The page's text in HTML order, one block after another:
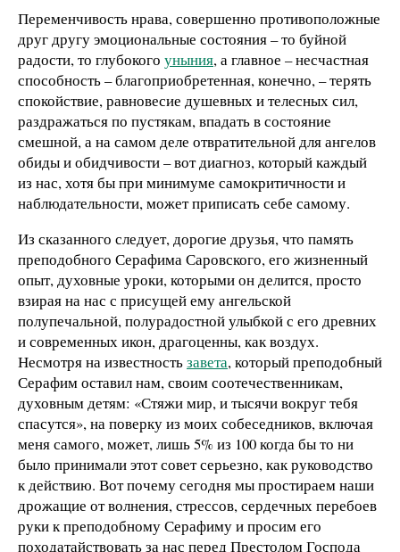
Переменчивость нрава, совершенно противоположные
друг другу эмоциональные состояния – то буйной
радости, то глубокого уныния, а главное – несчастная
способность – благоприобретенная, конечно, – терять
спокойствие, равновесие душевных и телесных сил,
раздражаться по пустякам, впадать в состояние
смешной, а на самом деле отвратительной для ангелов
обиды и обидчивости – вот диагноз, который каждый
из нас, хотя бы при минимуме самокритичности и
наблюдательности, может приписать себе самому.
Из сказанного следует, дорогие друзья, что память
преподобного Серафима Саровского, его жизненный
опыт, духовные уроки, которыми он делится, просто
взирая на нас с присущей ему ангельской
полупечальной, полурадостной улыбкой с его древних
и современных икон, драгоценны, как воздух.
Несмотря на известностьзавета, который преподобный
Серафим оставил нам, своим соотечественникам,
духовным детям: «Стяжи мир, и тысячи вокруг тебя
спасутся», на поверку из моих собеседников, включая
меня самого, может, лишь 5% из 100 когда бы то ни
было принимали этот совет серьезно, как руководство
к действию. Вот почему сегодня мы простираем наши
дрожащие от волнения, стрессов, сердечных перебоев
руки к преподобному Серафиму и просим его
походатайствовать за нас перед Престолом Господа